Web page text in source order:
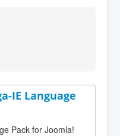
IE Language
Pack for Joomla!